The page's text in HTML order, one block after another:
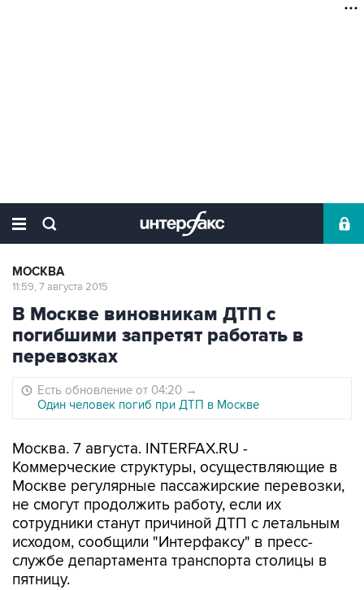
МОСКВА
11:59, 7 августа 2015
В Москве виновникам ДТП с
погибшими запретят работать в
перевозках
Есть обновление от 04:20 →
Один человек погиб при ДТП в Москве
Москва. 7 августа. INTERFAX.RU -
Коммерческие структуры, осуществляющие в
Москве регулярные пассажирские перевозки,
не смогут продолжить работу, если их
сотрудники станут причиной ДТП с летальным
исходом, сообщили "Интерфаксу" в пресс-
службе департамента транспорта столицы в
пятницу.